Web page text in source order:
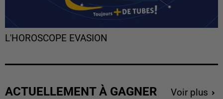
L'HOROSCOPE EVASION
ACTUELLEMENT À GAGNER Voir plus